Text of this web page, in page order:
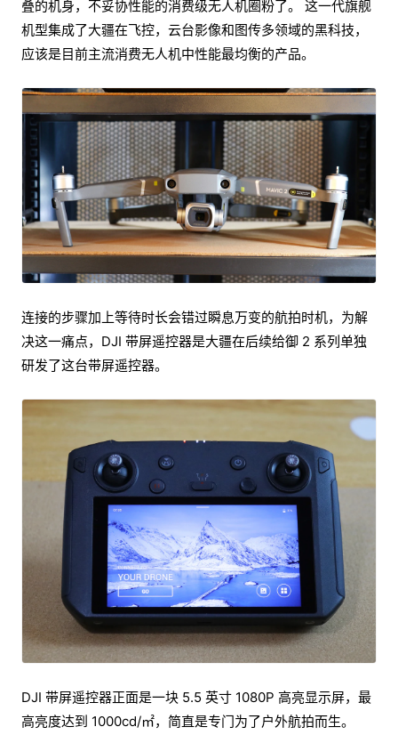
叠的机身，不妥协性能的消费级无人机圈粉了。 这一代旗舰
机型集成了大疆在飞控，云台影像和图传多领域的黑科技，
应该是目前主流消费无人机中性能最均衡的产品。
连接的步骤加上等待时长会错过瞬息万变的航拍时机，为解
决这一痛点，DJI 带屏遥控器是大疆在后续给御 2 系列单独
研发了这台带屏遥控器。
DJI 带屏遥控器正面是一块 5.5 英寸 1080P 高亮显示屏，最
高亮度达到 1000cd/㎡，简直是专门为了户外航拍而生。